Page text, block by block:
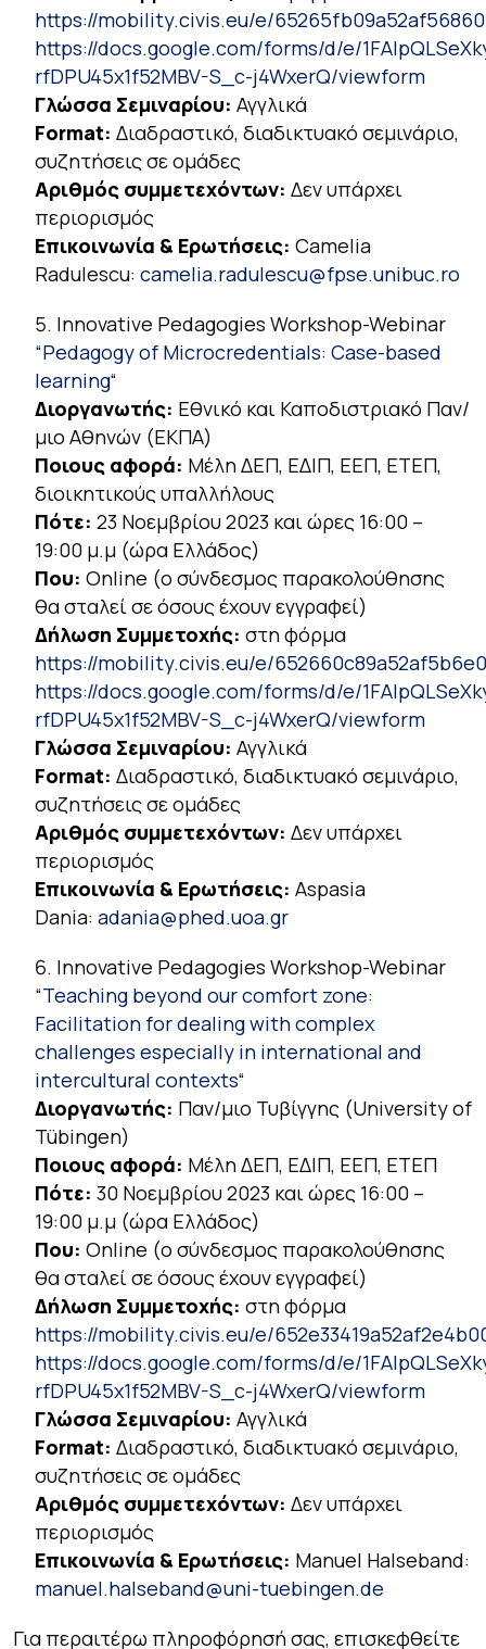
https://mobility.civis.eu/e/
https://docs.google.com/forms/d/e/
rfDPU45x1f52MBV-S_c-j4WxerQ/viewform
Γλώσσα Σεμιναρίου: Αγγλικά
Format: Διαδραστικό, διαδικτυακό σεμινάριο,
συζητήσεις σε ομάδες
Αριθμός συμμετεχόντων: Δεν υπάρχει
περιορισμός
Επικοινωνία & Ερωτήσεις: Camelia
Radulescu: camelia.radulescu@fpse.unibuc.ro
Innovative Pedagogies Workshop-Webinar
“Pedagogy of Microcredentials: Case-based
learning“
Διοργανωτής: Εθνικό και Καποδιστριακό Παν/
μιο Αθηνών (ΕΚΠΑ)
Ποιους αφορά: Μέλη ΔΕΠ, ΕΔΙΠ, ΕΕΠ, ΕΤΕΠ,
διοικητικούς υπαλλήλους
Πότε: 23 Νοεμβρίου 2023 και ώρες 16:00 –
19:00 μ.μ (ώρα Ελλάδος)
Που: Online (ο σύνδεσμος παρακολούθησης
θα σταλεί σε όσους έχουν εγγραφεί)
Δήλωση Συμμετοχής: στη φόρμα
https://mobility.civis.eu/e/
https://docs.google.com/forms/d/e/
rfDPU45x1f52MBV-S_c-j4WxerQ/viewform
Γλώσσα Σεμιναρίου: Αγγλικά
Format: Διαδραστικό, διαδικτυακό σεμινάριο,
συζητήσεις σε ομάδες
Αριθμός συμμετεχόντων: Δεν υπάρχει
περιορισμός
Επικοινωνία & Ερωτήσεις: Aspasia
Dania: adania@phed.uoa.gr
Innovative Pedagogies Workshop-Webinar
“Teaching beyond our comfort zone:
Facilitation for dealing with complex
challenges especially in international and
intercultural contexts“
Διοργανωτής: Παν/μιο Τυβίγγης (University of
Tübingen)
Ποιους αφορά: Μέλη ΔΕΠ, ΕΔΙΠ, ΕΕΠ, ΕΤΕΠ
Πότε: 30 Νοεμβρίου 2023 και ώρες 16:00 –
19:00 μ.μ (ώρα Ελλάδος)
Που: Online (ο σύνδεσμος παρακολούθησης
θα σταλεί σε όσους έχουν εγγραφεί)
Δήλωση Συμμετοχής: στη φόρμα
https://mobility.civis.eu/e/
https://docs.google.com/forms/d/e/
rfDPU45x1f52MBV-S_c-j4WxerQ/viewform
Γλώσσα Σεμιναρίου: Αγγλικά
Format: Διαδραστικό, διαδικτυακό σεμινάριο,
συζητήσεις σε ομάδες
Αριθμός συμμετεχόντων: Δεν υπάρχει
περιορισμός
Επικοινωνία & Ερωτήσεις: Manuel Halseband:
manuel.halseband@uni-tuebingen.de
Για περαιτέρω πληροφόρησή σας, επισκεφθείτε